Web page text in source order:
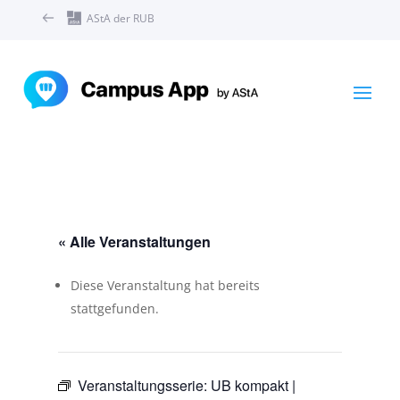
AStA der RUB
« Alle Veranstaltungen
Diese Veranstaltung hat bereits
stattgefunden.
Veranstaltungsserie: UB kompakt |